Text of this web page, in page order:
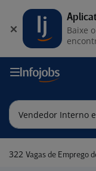
322 Vagas de Emprego
Baixe